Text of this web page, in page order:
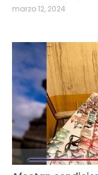
marzo 12, 2024